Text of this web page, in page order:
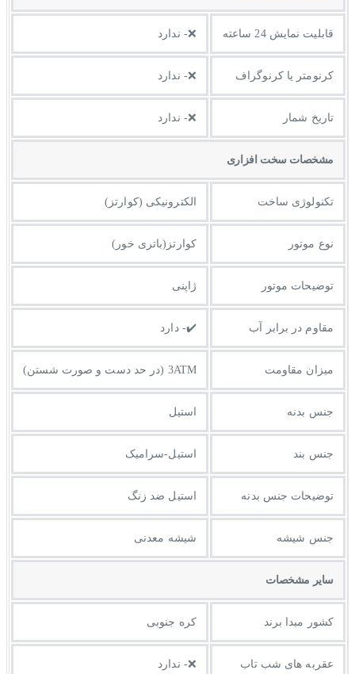
قابلیت نمایش 24 ساعته ❌- ندارد
کرنومتر یا کرنوگراف ❌- ندارد
تاریخ شمار ❌- ندارد
مشخصات سخت افزاری
تکنولوژی ساخت الکترونیکی (کوارتز)
نوع موتور کوارتز(باتری خور)
توضیحات موتور ژاپنی
مقاوم در برابر آب ✔️- دارد
میزان مقاومت 3ATM (در حد دست و صورت شستن)
جنس بدنه استیل
جنس بند استیل-سرامیک
توضيحات جنس بدنه استیل ضد زنگ
جنس شیشه شیشه معدنی
ساير مشخصات
کشور مبدا برند کره جنوبی
عقربه های شب تاب ❌- ندارد